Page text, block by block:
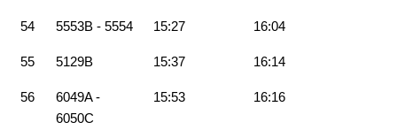
54 5553B - 5554 15:27 16:04
55 5129B 15:37 16:14
56
6049A -
6050C
15:53 16:16